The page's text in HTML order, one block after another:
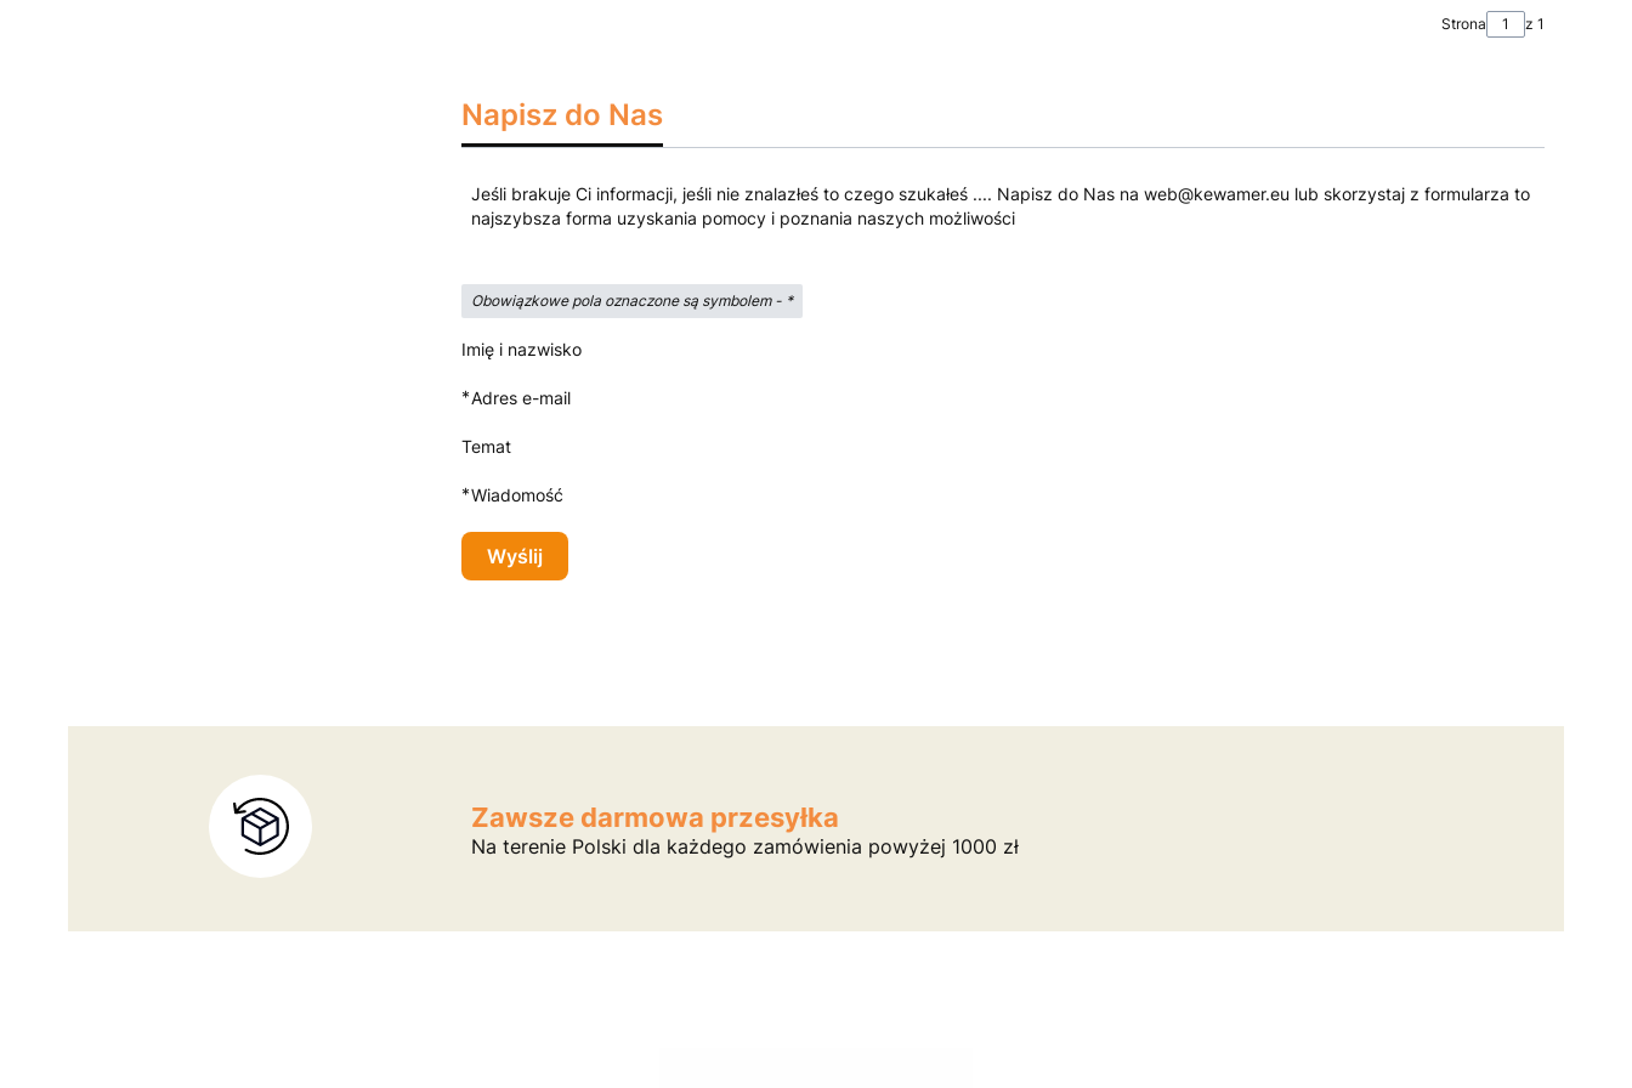
Strona z 1
Napisz do Nas
Jeśli brakuje Ci informacji, jeśli nie znalazłeś to czego szukałeś .... Napisz do Nas na web@kewamer.eu lub skorzystaj z formularza to
najszybsza forma uzyskania pomocy i poznania naszych możliwości
Obowiązkowe pola oznaczone są symbolem - *
Imię i nazwisko
*Adres e-mail
Temat
*Wiadomość
Wyślij
Zawsze darmowa przesyłka
Na terenie Polski dla każdego zamówienia powyżej 1000 zł